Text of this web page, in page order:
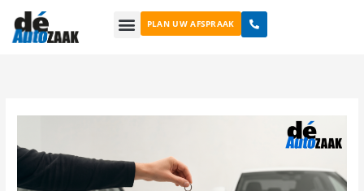
naar
de
PLAN UW AFSPRAAK